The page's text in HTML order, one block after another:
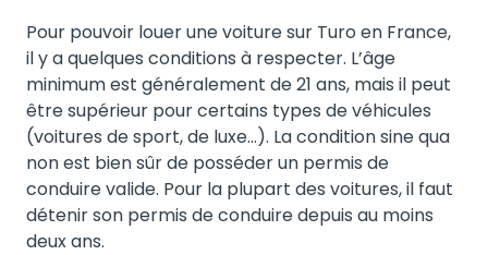
Pour pouvoir louer une voiture sur Turo en France,
il y a quelques conditions à respecter. L’âge
minimum est généralement de 21 ans, mais il peut
être supérieur pour certains types de véhicules
(voitures de sport, de luxe…). La condition sine qua
non est bien sûr de posséder un permis de
conduire valide. Pour la plupart des voitures, il faut
détenir son permis de conduire depuis au moins
deux ans.